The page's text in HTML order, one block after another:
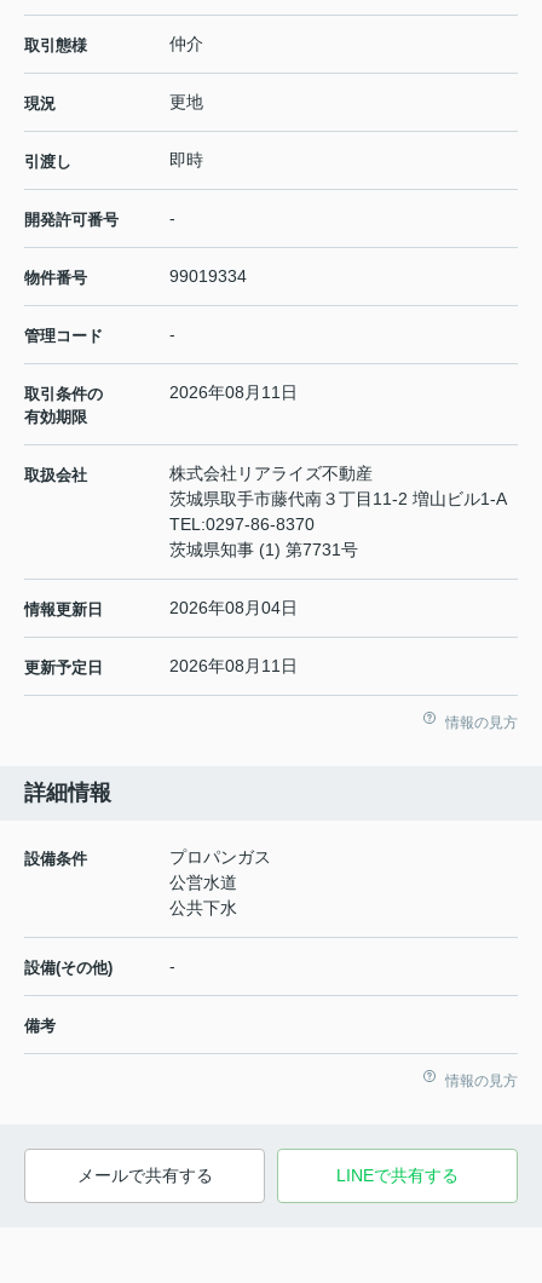
取引態様 仲介
現況 更地
引渡し 即時
開発許可番号 -
物件番号 99019334
管理コード -
取引条件の
有効期限
2026年08月11日
取扱会社
株式会社リアライズ不動産
茨城県取手市藤代南３丁目11-2 増山ビル1-A
TEL:0297-86-8370
茨城県知事 (1) 第7731号
情報更新日 2026年08月04日
更新予定日 2026年08月11日
情報の見方
詳細情報
設備条件
プロパンガス
公営水道
公共下水
設備(その他) -
備考
情報の見方
メールで共有する LINEで共有する